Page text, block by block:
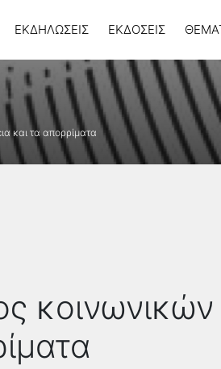
ΕΚΔΗΛΏΣΕΙΣ ΕΚΔΌΣΕΙΣ
και τα απορρίματα